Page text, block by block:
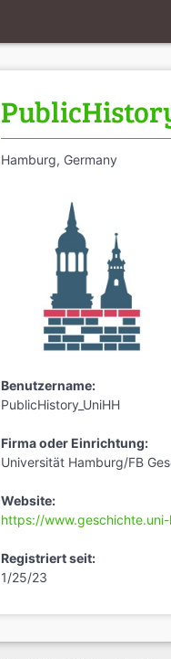
Hamburg, Germany
Benutzername:
PublicHistory_UniHH
Firma oder Einrichtung:
Universität Hamburg/FB
Website:
https://
Registriert seit:
1/25/23